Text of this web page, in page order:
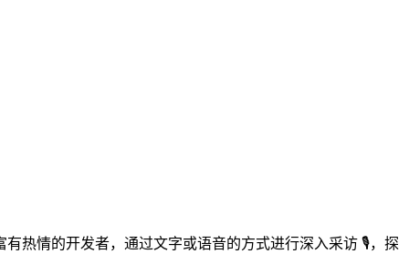
热情的开发者，通过文字或语音的方式进行深入采访 🎙️，探